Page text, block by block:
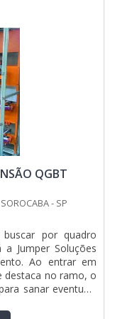
QGBT
- SP
buscar por quadro
Jumper Soluções
Ao entrar em
destaca no ramo, o
sanar eventuais
Jumper Soluções